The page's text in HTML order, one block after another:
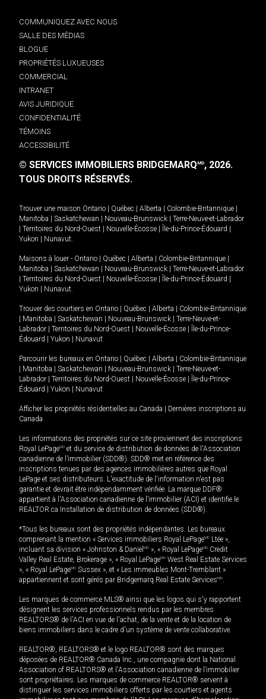
COMMUNIQUEZ AVEC NOUS
SALLE DES MÉDIAS
BLOGUE
PROPRIÉTÉS LUXUEUSES
COMMERCIAL
INTRANET
AVIS JURIDIQUE
CONFIDENTIALITÉ
TÉMOINS
ACCESSIBILITÉ
© SERVICES IMMOBILIERS BRIDGEMARQMD, 2026.
TOUS DROITS RÉSERVÉS.
Trouver une maison Ontario Québec Alberta Colombie-Britannique
Manitoba
Saskatchewan Nouveau-Brunswick
Terre-Neuve-et-Labrador
Territoires du Nord-Ouest Nouvelle-Écosse Île-du-Prince-Édouard
Yukon
Nunavut.
Maisons à louer - Ontario Québec Alberta Colombie-Britannique
Manitoba
Saskatchewan Nouveau-Brunswick
Terre-Neuve-et-Labrador
Territoires du Nord-Ouest Nouvelle-Écosse Île-du-Prince-Édouard
Yukon
Nunavut.
Trouver des courtiers en Ontario Québec Alberta
Colombie-Britannique
Manitoba Saskatchewan Nouveau-Brunswick
Terre-Neuve-et-
Labrador
Territoires du Nord-Ouest Nouvelle-Écosse
Île-du-Prince-
Édouard
Yukon Nunavut
Parcourir les bureaux en Ontario Québec Alberta
Colombie-Britannique
Manitoba Saskatchewan Nouveau-Brunswick
Terre-Neuve-et-
Labrador
Territoires du Nord-Ouest Nouvelle-Écosse
Île-du-Prince-
Édouard
Yukon Nunavut
Afficher les propriétés résidentielles au Canada
Dernières inscriptions au
Canada
Les informations des propriétés sur ce site proviennent des inscriptions
Royal LePageMD et du service de distribution de données de l'Association
canadienne de l’immobilier (SDD®). SDD® met en référence des
inscriptions tenues par des agences immobilières autres que Royal
LePage et ses distributeurs. L'exactitude de l'information n'est pas
garantie et devrait être indépendamment vérifiée. La marque DDF®
appartient à l'Association canadienne de l’immobilier (ACI) et identifie le
REALTOR.ca Installation de distribution de données (SDD®).
*Tous les bureaux sont des propriétés indépendantes. Les bureaux
comprenant la mention « Services immobiliers Royal LePageMD Ltée »,
incluant sa division « Johnston & Daniel MD », « Royal LePageMD Credit
Valley Real Estate, Brokerage », « Royal LePageMD West Real Estate Services
», « Royal LePageMD Sussex », et « Les immeubles Mont-Tremblant »
appartiennent et sont gérés par Bridgemarq Real Estate ServicesMD.
Les marques de commerce MLS® ainsi que les logos qui s'y rapportent
désignent les services professionnels rendus par les membres
REALTORS® de l'ACI en vue de l'achat, de la vente et de la location de
biens immobiliers dans le cadre d'un système de vente collaborative.
REALTOR®, REALTORS® et le logo REALTOR® sont des marques
déposées de REALTOR® Canada Inc., une compagnie dont la National
Association of REALTORS® et l'Association canadienne de l’immobilier
sont propriétaires. Les marques de commerce REALTOR® servent à
distinguer les services immobiliers offerts par les courtiers et agents